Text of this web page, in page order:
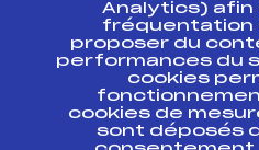
Ressources
Pass’Neige
Projet sportif fédéral
Projet de
Antidopage
Analytics) afin
fréquentation
proposer du
performances du
cookies
cookies de
sont déposés